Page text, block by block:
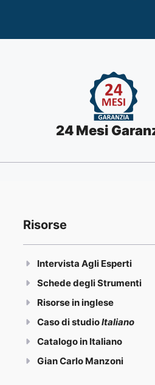
24 Mesi
Risorse
Intervista Agli Esperti
Schede degli Strumenti
Risorse in inglese
Caso di studioItaliano
Catalogo in Italiano
Gian Carlo Manzoni